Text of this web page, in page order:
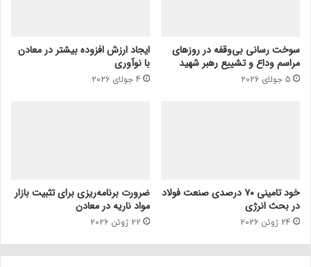
سوخت رسانی بی‌وقفه در روز‌های
مراسم وداع و تشییع رهبر شهید
5 جولای 2026
ایجاد ارزش افزوده بیشتر در معادن
با نوآوری
4 جولای 2026
خود تامینی ۷۰ درصدی صنعت فولاد
در بحث انرژی
24 ژوئن 2026
ضرورت برنامه‌ریزی برای تثبیت بازار
مواد ناریه در معادن
22 ژوئن 2026